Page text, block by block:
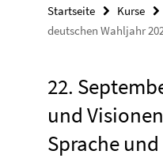
Startseite Kurse
deutschen Wahljahr
22.
und
Sprache